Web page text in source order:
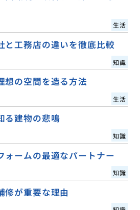
生活
と工務店の違いを徹底比較
知識
想の空間を造る方法
生活
る建物の悲鳴
知識
ォームの最適なパートナー
知識
修が重要な理由